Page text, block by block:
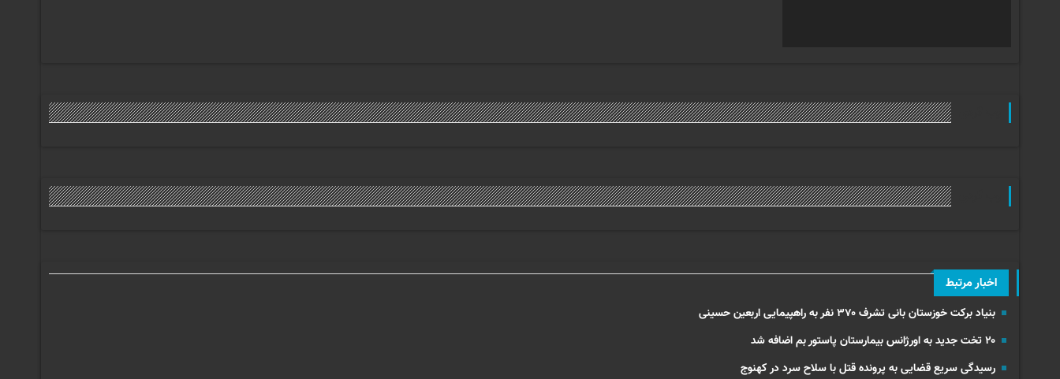
اخبار مرتبط
بنیاد برکت خوزستان بانی تشرف ۳۷۰ نفر به راهپیمایی اربعین حسینی
۲۰ تخت جدید به اورژانس بیمارستان پاستور بم اضافه شد
رسیدگی سریع قضایی به پرونده قتل با سلاح سرد در کهنوج